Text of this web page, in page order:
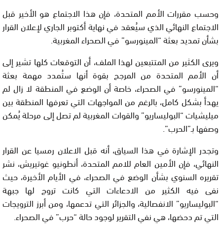
وحسب مقررات الأمم المتحدة، فإن هذا الاجتماع هو الأخير قبل
الاجتماع النهائي الذي سيُعقد في نهاية أكتوبر الجاري لإعلان القرار
بشأن تمديد بعثة “المينورسو” في الصحراء المغربية.
ويرى الكثير من المتتبعين لهذا الملف، أن التوقعات كلها تشير إلى
أن الأمم المتحدة من المرجح بقوة أنها ستُمدد مهمة بعثة
“المينورسو” في الصحراء، خاصة أن الوضع في المنطقة لا زال لم
يهدأ بشكل كامل، بالرغم من المواجهات التي تعرفها المنطقة بين
ميليشيات “البوليساريو” والقوات المغربية لم تصل إلى مرحلة يُمكن
وصفها بـ”الحرب”.
وتجدر الإشارة في هذا السياق، أنه قبل الاعلان رمسيا عن القرار
النهائي، فإن الأمين العام للامم المتحدة، أنطونيو غوتيريش، نشر
تقريره السنوي بشأن الوضع في الصحراء، في الأيام الأخيرة، حيث
نفى فيه الكثير من الادعاءات التي كانت تروج لها جبهة
“البوليساريو” الانفصالية، والجزائر التي تدعمها، ومن أبرز الترويجات
التي تم دحضها، هي نفي التقرير لوجود حالة “حرب” في الصحراء.